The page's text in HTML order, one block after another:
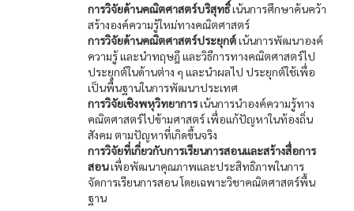
การวิจัยด้านคณิตศาสตร์บริสุทธิ์เน้นการศึกษาค้นคว้า
สร้างองค์ความรู้ใหม่ทางคณิตศาสตร์
การวิจัยด้านคณิตศาสตร์ประยุกต์เน้นการพัฒนาองค์
ความรู้ และนำทฤษฎี และวิธีการทางคณิตศาสตร์ไป
ประยุกต์ในด้านต่าง ๆ และนำผลไป ประยุกต์ใช้เพื่อ
เป็นพื้นฐานในการพัฒนาประเทศ
การวิจัยเชิงพหุวิทยาการเน้นการนำองค์ความรู้ทาง
คณิตศาสตร์ไปข้ามศาสตร์ เพื่อแก้ปัญหาในท้องถิ่น
สังคม ตามปัญหาที่เกิดขึ้นจริง
การวิจัยที่เกี่ยวกับการเรียนการสอนและสร้างสื่อการ
สอนเพื่อพัฒนาคุณภาพและประสิทธิภาพในการ
จัดการเรียนการสอน โดยเฉพาะวิชาคณิตศาสตร์พื้น
ฐาน